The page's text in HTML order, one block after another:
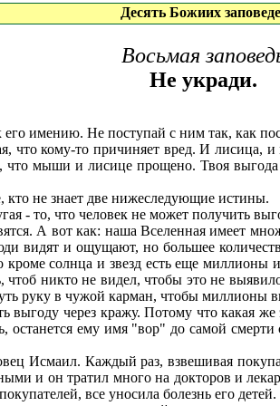
Десять Божиих
Восьмая
Не укради.
имению. Не поступай с ним так, как
что кому-то причиняет вред. И
что мыши и лисице прощено. Твоя
не знает две нижеследующие истины.
- то, что человек не может получить
А вот как: наша Вселенная имеет
видят и ощущают, но большее
кроме солнца и звезд есть еще
чтоб никто не видел, чтобы это не
руку в чужой карман, чтобы миллионы
через кражу. Потому что какая же
останется ему имя "вор" до самой
Исмаил. Каждый раз, взвешивая
и он тратил много на докторов и
все уносила болезнь его детей.